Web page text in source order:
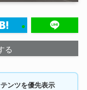
る
ンツを優先表示